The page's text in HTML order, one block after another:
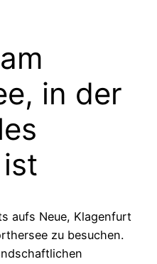
, in der
aufs Neue, Klagenfurt
zu besuchen.